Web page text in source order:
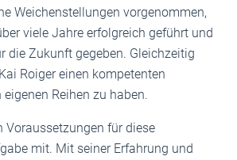
Weichenstellungen vorgenommen,
viele Jahre erfolgreich geführt und
die Zukunft gegeben. Gleichzeitig
Roiger einen kompetenten
Reihen zu haben.
Voraussetzungen für diese
mit. Mit seiner Erfahrung und